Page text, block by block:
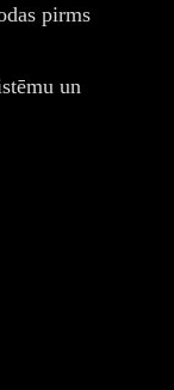
pirms
un